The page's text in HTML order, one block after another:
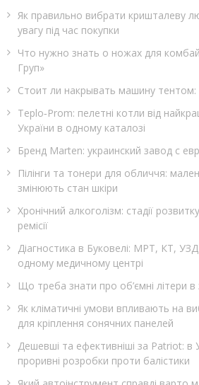
Як правильно вибрати кришталеву
увагу під час покупки
Что нужно знать о ножах для
Груп»
Стоит ли накрывать машину
Teplo‑Prom: пелетні котли від
України в одному каталозі
Бренд Marten: украинский завод с
Пілінги та тонери для обличчя:
змінюють стан шкіри
Хронічний алкоголізм: стадії
ремісії
Діагностика в Буковелі: МРТ, КТ, УЗД
одному медичному центрі
Що треба знати про об’ємні літери в
Як кліматичні умови впливають на
для кріплення сонячних панелей
Дешевші та ефективніші за Patriot: в
проривні розробки проти балістики